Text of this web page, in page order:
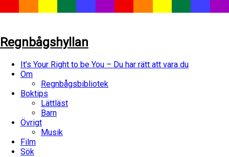
Regnbågshyllan
It’s Your Right to be You – Du har rätt att vara du
Om
Regnbågsbibliotek
Boktips
Lättläst
Barn
Övrigt
Musik
Film
Sök